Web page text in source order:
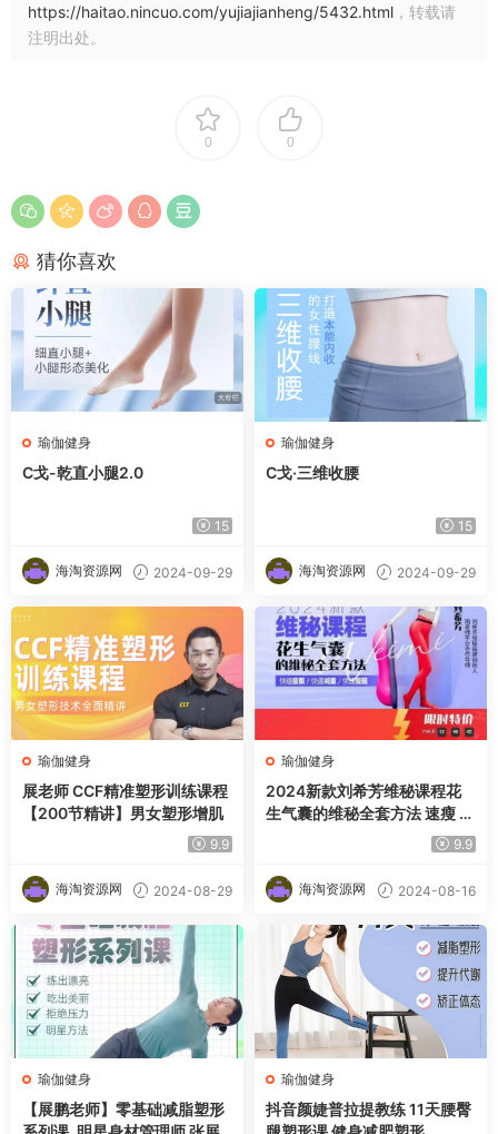
https://haitao.nincuo.com/yujiajianheng/5432.html ，转载请
注明出处。
0 0
猜你喜欢
瑜伽健身
C戈-乾直小腿2.0
15
海淘资源网 2024-09-29
瑜伽健身
C戈·三维收腰
15
海淘资源网 2024-09-29
瑜伽健身
展老师 CCF精准塑形训练课程
【200节精讲】男女塑形增肌
9.9
海淘资源网 2024-08-29
瑜伽健身
2024新款刘希芳维秘课程花
生气囊的维秘全套方法 速瘦 快
速型无代偿瘦腹减重瘦腿
9.9
海淘资源网 2024-08-16
瑜伽健身
【展鹏老师】零基础减脂塑形
瑜伽健身
抖音颜婕普拉提教练 11天腰臀